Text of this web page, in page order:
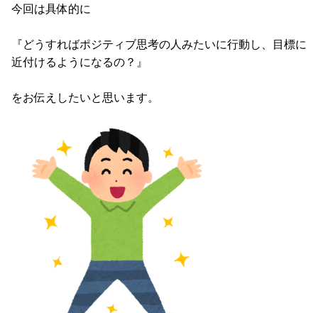
今回は具体的に
『どうすればポジティブ思考の人みたいに行動し、目標に
近付けるようになるの？』
をお伝えしたいと思います。